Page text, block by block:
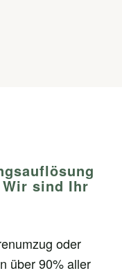
Wir sind Ihr
oder
über 90% aller